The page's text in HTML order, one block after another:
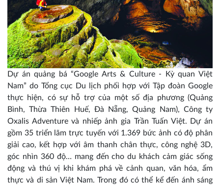
Dự án quảng bá “Google Arts & Culture - Kỳ quan Việt
Nam” do Tổng cục Du lịch phối hợp với Tập đoàn Google
thực hiện, có sự hỗ trợ của một số địa phương (Quảng
Bình, Thừa Thiên Huế, Đà Nẵng, Quảng Nam), Công ty
Oxalis Adventure và nhiếp ảnh gia Trần Tuấn Việt. Dự án
gồm 35 triển lãm trực tuyến với 1.369 bức ảnh có độ phân
giải cao, kết hợp với âm thanh chân thực, công nghệ 3D,
góc nhìn 360 độ… mang đến cho du khách cảm giác sống
động và thú vị khi khám phá về cảnh quan, văn hóa, ẩm
thực và di sản Việt Nam. Trong đó có thể kể đến ánh sáng